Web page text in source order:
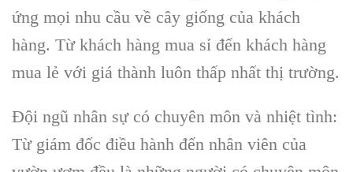
ứng mọi nhu cầu về cây giống của khách
hàng. Từ khách hàng mua sỉ đến khách hàng
mua lẻ với giá thành luôn thấp nhất thị trường.
Đội ngũ nhân sự có chuyên môn và nhiệt tình:
Từ giám đốc điều hành đến nhân viên của